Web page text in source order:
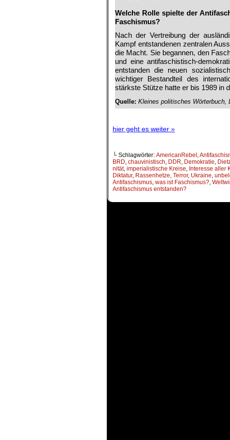
Welche Rolle spielte der
Faschismus?
Nach der Vertreibung der
Kampf entstandenen zentralen
die Macht. Sie begannen, den
und eine antifaschistisch-
entstan­den die neuen
wichtiger Bestand­teil des
stärkste Stütze hatte er bis 1989 in
Quelle: Kleines politisches Wörterbuch,
hier geht es weiter »
└ Schlagwörter: AmericanRebel ,
BRD, chauvinistisch, DDR, Demokratie,
nität, imperialistische Kreise, Interesse aller
Diktatur, Rassenhetze, Terror, Ukraine,
Antifaschismus, was ist Faschismus?,
Antifaschismus entstanden?